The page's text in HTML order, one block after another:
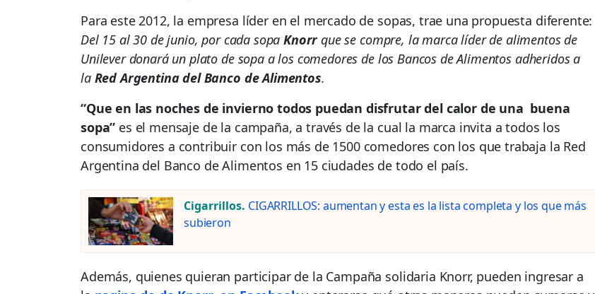
Para este 2012, la empresa líder en el mercado de sopas, trae una propuesta diferente:
Del 15 al 30 de junio, por cada sopaKnorrque se compre, la marca líder de alimentos de
Unilever donará un plato de sopa a los comedores de los Bancos de Alimentos adheridos a
la Red Argentina del Banco de Alimentos.
“Que en las noches de invierno todos puedan disfrutar del calor de una buena
sopa” es el mensaje de la campaña, a través de la cual la marca invita a todos los
consumidores a contribuir con los más de 1500 comedores con los que trabaja la Red
Argentina del Banco de Alimentos en 15 ciudades de todo el país.
Cigarrillos. CIGARRILLOS: aumentan y esta es la lista completa y los que más
subieron
Además, quienes quieran participar de la Campaña solidaria Knorr, pueden ingresar a